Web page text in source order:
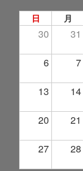
日 月
30 31
6 7
13 14
20 21
27 28